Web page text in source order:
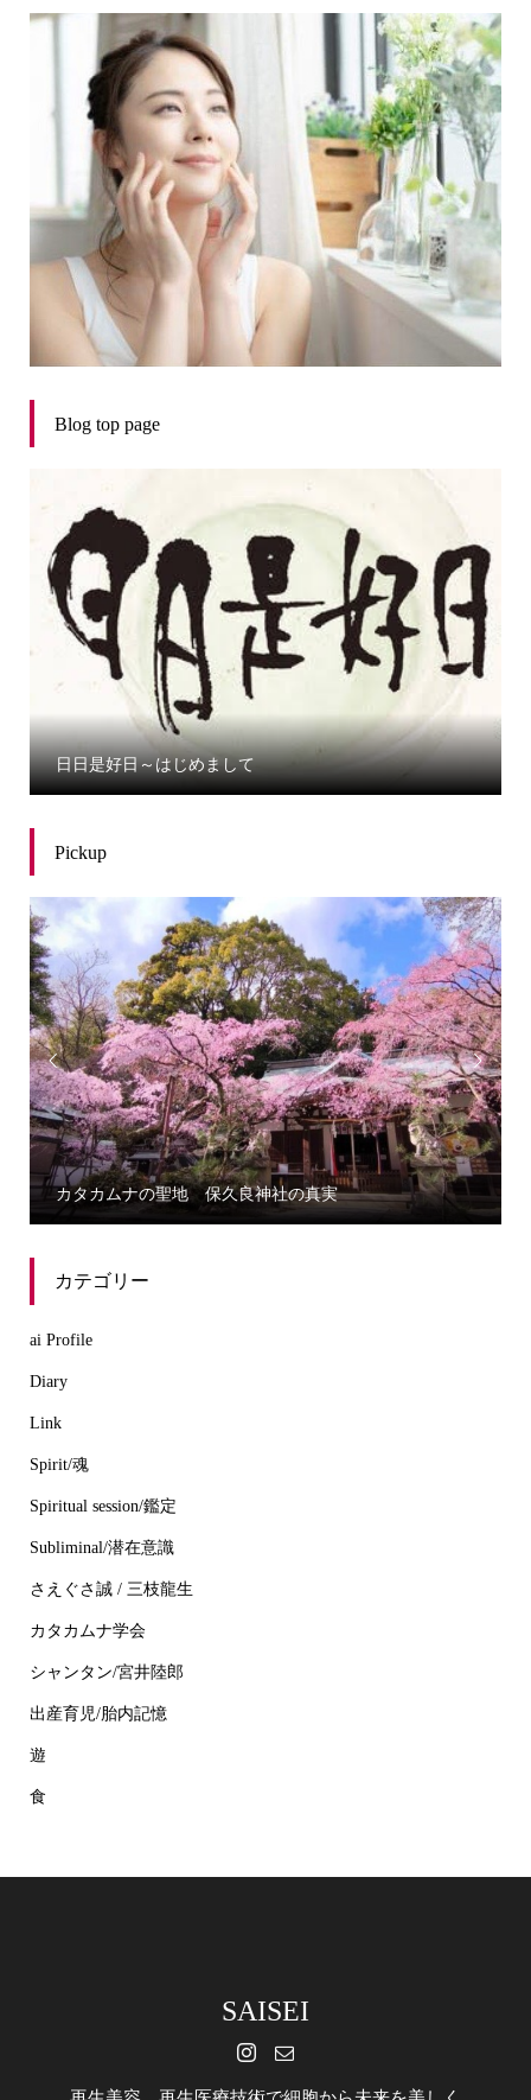
Blog top page
日日是好日～はじめまして
Pickup

カタカムナの聖地 保久良神社の真実

カテゴリー
ai Profile
Diary
Link
Spirit/魂
Spiritual session/鑑定
Subliminal/潜在意識
さえぐさ誠 / 三枝龍生
カタカムナ学会
シャンタン/宮井陸郎
出産育児/胎内記憶
遊
食
SAISEI